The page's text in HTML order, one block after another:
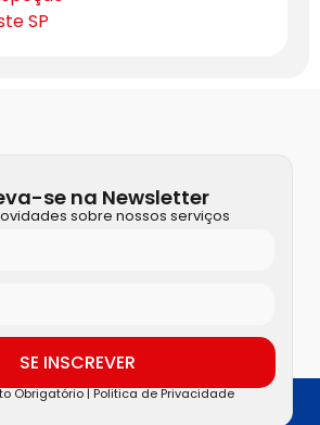
SP
se na Newsletter
sobre nossos serviços
SE INSCREVER
Obrigatório |Politica de Privacidade